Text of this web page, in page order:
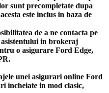
sunt precompletate dupa
este inclus in baza de
de a ne contacta pe
asistentului in brokeraj
o asigurare Ford Edge,
unei asigurari online Ford
incheiate in mod clasic,